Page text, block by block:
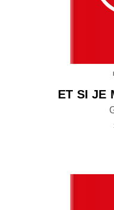
ET SI JE